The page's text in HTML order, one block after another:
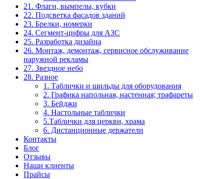
21. Флаги, вымпелы, кубки
22. Подсветка фасадов зданий
23. Брелки, номерки
24. Сегмент-цифры для АЗС
25. Разработка дизайна
26. Монтаж, демонтаж, сервисное обслуживание
наружной рекламы
27. Звездное небо
28. Разное
1. Таблички и шильды для оборудования
2. Графика напольная, настенная; трафареты
3. Бейджи
4. Настольные таблички
5.Таблички для церкви, храма
6. Дистанционные держатели
Контакты
Блог
Отзывы
Наши клиенты
Прайсы